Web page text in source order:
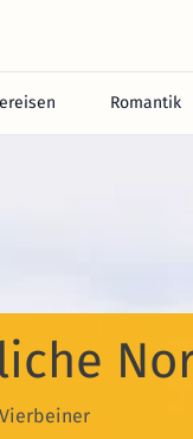
Romantik